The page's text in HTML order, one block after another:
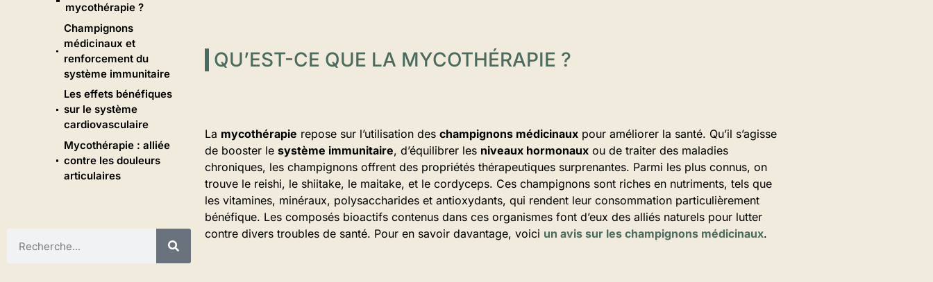
mycothérapie ?
Champignons
médicinaux et
renforcement du
système immunitaire
Les effets bénéfiques
sur le système
cardiovasculaire
Mycothérapie : alliée
contre les douleurs
articulaires
QU’EST-CE QUE LA MYCOTHÉRAPIE ?
La mycothérapie repose sur l’utilisation des champignons médicinaux pour améliorer la santé. Qu’il s’agisse
de booster le système immunitaire, d’équilibrer les niveaux hormonaux ou de traiter des maladies
chroniques, les champignons offrent des propriétés thérapeutiques surprenantes. Parmi les plus connus, on
trouve le reishi, le shiitake, le maitake, et le cordyceps. Ces champignons sont riches en nutriments, tels que
les vitamines, minéraux, polysaccharides et antioxydants, qui rendent leur consommation particulièrement
bénéfique. Les composés bioactifs contenus dans ces organismes font d’eux des alliés naturels pour lutter
contre divers troubles de santé. Pour en savoir davantage, voici un avis sur les champignons médicinaux.